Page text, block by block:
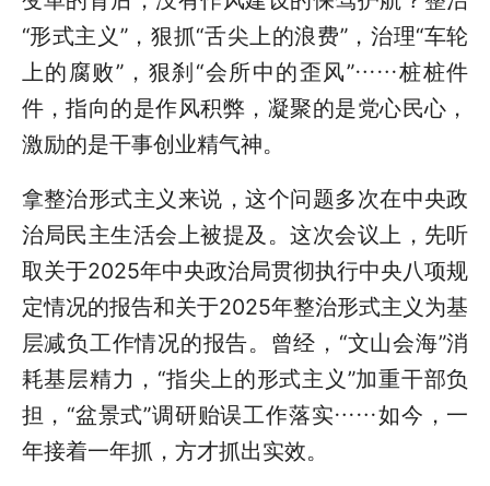
“形式主义”，狠抓“舌尖上的浪费”，治理“车轮
上的腐败”，狠刹“会所中的歪风”……桩桩件
件，指向的是作风积弊，凝聚的是党心民心，
激励的是干事创业精气神。
拿整治形式主义来说，这个问题多次在中央政
治局民主生活会上被提及。这次会议上，先听
取关于2025年中央政治局贯彻执行中央八项规
定情况的报告和关于2025年整治形式主义为基
层减负工作情况的报告。曾经，“文山会海”消
耗基层精力，“指尖上的形式主义”加重干部负
担，“盆景式”调研贻误工作落实……如今，一
年接着一年抓，方才抓出实效。